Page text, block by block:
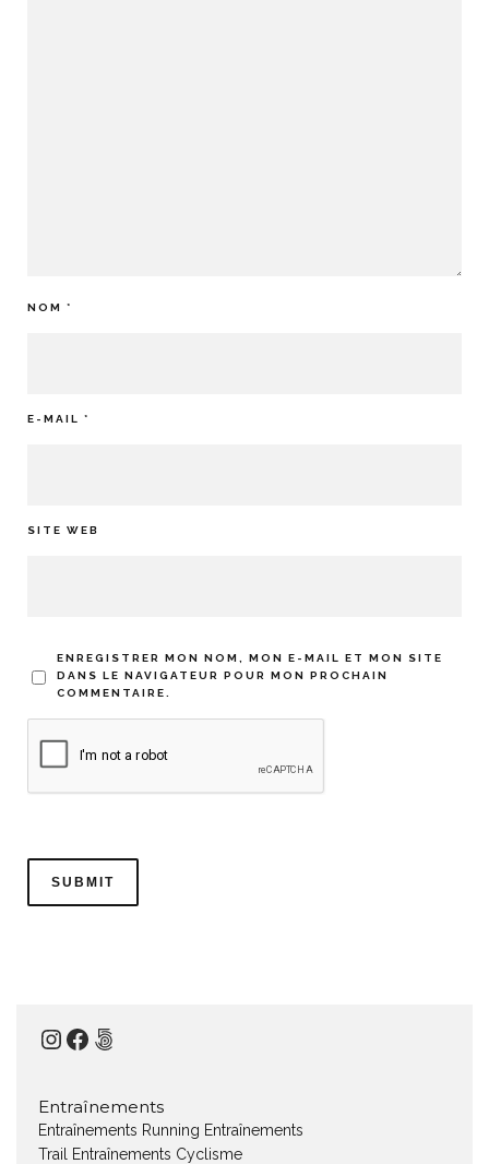
NOM *
E-MAIL *
SITE WEB
ENREGISTRER MON NOM, MON E-MAIL ET MON SITE
DANS LE NAVIGATEUR POUR MON PROCHAIN
COMMENTAIRE.
Instagram
Facebook
500px
Entraînements
Entraînements Running Entraînements
Trail
Entraînements Cyclisme